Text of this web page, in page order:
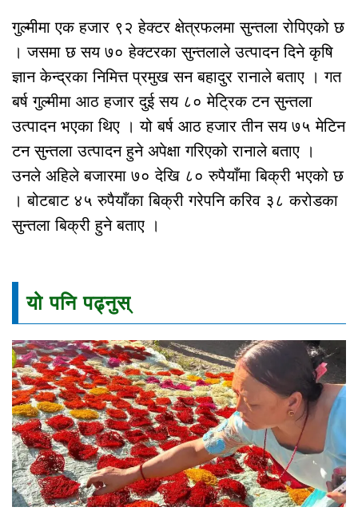
गुल्मीमा एक हजार ९२ हेक्टर क्षेत्रफलमा सुन्तला रोपिएको छ
। जसमा छ सय ७० हेक्टरका सुन्तलाले उत्पादन दिने कृषि
ज्ञान केन्द्रका निमित्त प्रमुख सन बहादुर रानाले बताए । गत
बर्ष गुल्मीमा आठ हजार दुई सय ८० मेट्रिक टन सुन्तला
उत्पादन भएका थिए । यो बर्ष आठ हजार तीन सय ७५ मेटिन
टन सुन्तला उत्पादन हुने अपेक्षा गरिएको रानाले बताए ।
उनले अहिले बजारमा ७० देखि ८० रुपैयाँमा बिक्री भएको छ
। बोटबाट ४५ रुपैयाँका बिक्री गरेपनि करिव ३८ करोडका
सुन्तला बिक्री हुने बताए ।
यो पनि पढ्नुस्